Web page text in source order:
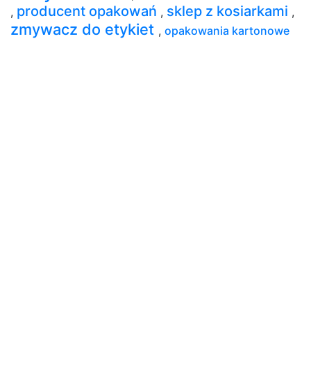
, producent opakowań , sklep z kosiarkami ,
zmywacz do etykiet , opakowania kartonowe